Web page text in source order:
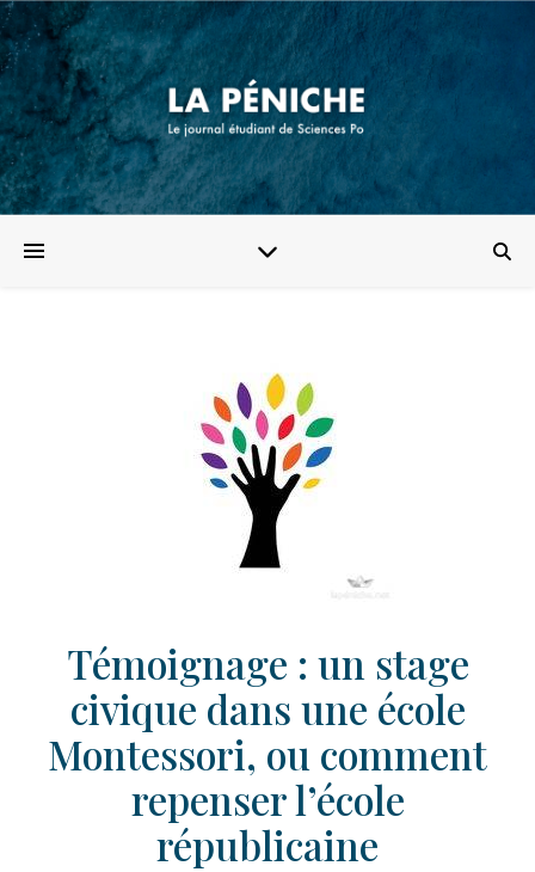
Témoignage : un stage
civique dans une école
Montessori, ou comment
repenser l’école
républicaine